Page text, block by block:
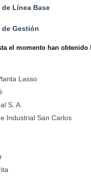
Línea Base
de Gestión
el momento han
Lasso
S. A.
Industrial San Carlos